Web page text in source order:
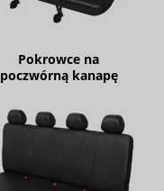
Pokrowce na
poczwórną kanapę